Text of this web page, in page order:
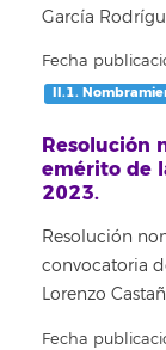
García
Fecha
II.1.
Resolución
emérito de
2023.
Resolución
convocatoria
Lorenzo
Fecha